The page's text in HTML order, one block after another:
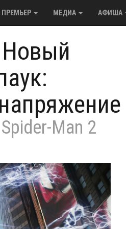
ПРЕМЬЕР МЕДИА АФИША
Man 2